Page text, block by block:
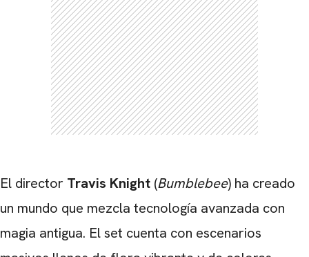
El director Travis Knight (Bumblebee) ha creado
un mundo que mezcla tecnología avanzada con
magia antigua. El set cuenta con escenarios